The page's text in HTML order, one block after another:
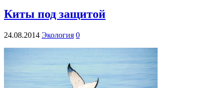
Киты под защитой
24.08.2014 Экология 0